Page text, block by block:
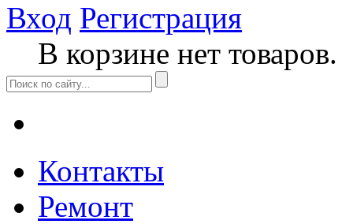
Вход Регистрация
В корзине нет товаров.
Контакты
Ремонт